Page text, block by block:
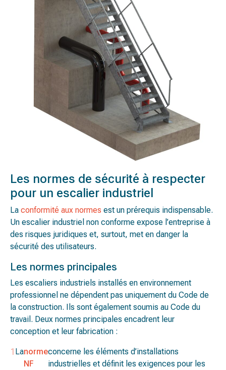
Les normes de sécurité à respecter
pour un escalier industriel
La conformité aux normes est un prérequis indispensable.
Un escalier industriel non conforme expose l’entreprise à
des risques juridiques et, surtout, met en danger la
sécurité des utilisateurs.
Les normes principales
Les escaliers industriels installés en environnement
professionnel ne dépendent pas uniquement du Code de
la construction. Ils sont également soumis au Code du
travail. Deux normes principales encadrent leur
conception et leur fabrication :
Lanorme
NF
concerne les éléments d’installations
industrielles et définit les exigences pour les